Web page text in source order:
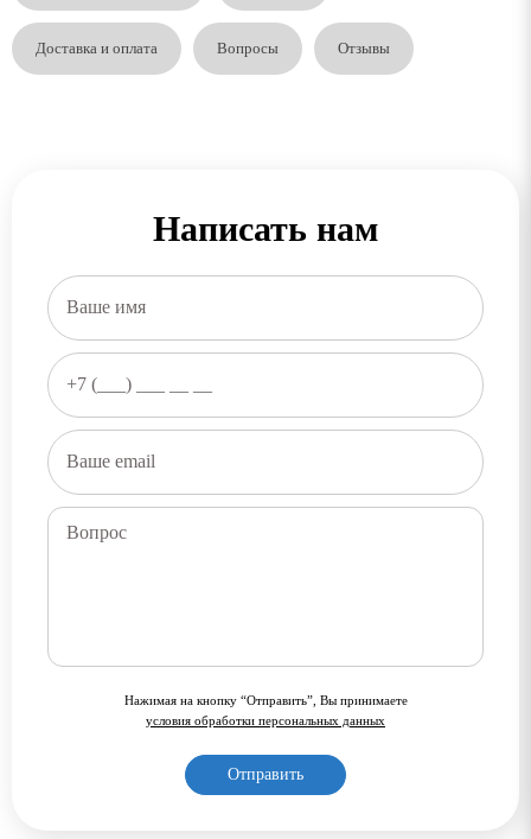
Доставка и оплата Вопросы Отзывы
Написать нам
Нажимая на кнопку “Отправить”, Вы принимаете
условия обработки персональных данных